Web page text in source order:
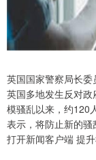
英国国家警察局长
英国多地发生反对
模骚乱以来，约120
表示，将防止新的骚
打开新闻客户端 提